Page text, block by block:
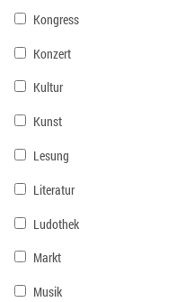
Kongress
Konzert
Kultur
Kunst
Lesung
Literatur
Ludothek
Markt
Musik